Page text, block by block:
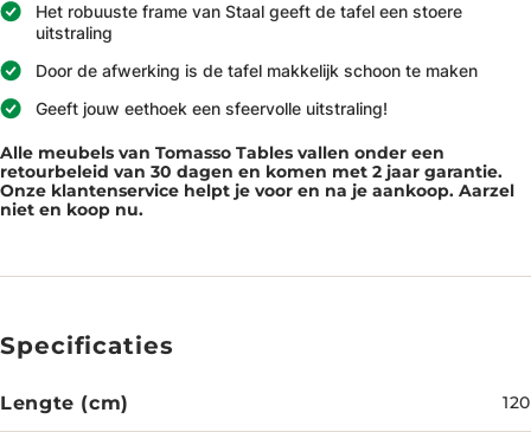
Het robuuste frame van Staal geeft de tafel een stoere
uitstraling
Door de afwerking is de tafel makkelijk schoon te maken
Geeft jouw eethoek een sfeervolle uitstraling!
Alle meubels van Tomasso Tables vallen onder een
retourbeleid van 30 dagen en komen met 2 jaar garantie.
Onze klantenservice helpt je voor en na je aankoop. Aarzel
niet en koop nu.
Specificaties
Lengte (cm) 120